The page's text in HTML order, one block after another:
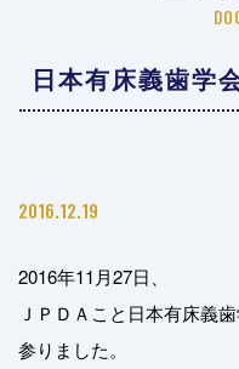
日本有床義歯学
2016.12.19
2016年11月27日、
ＪＰＤＡこと日本有床義
参りました。